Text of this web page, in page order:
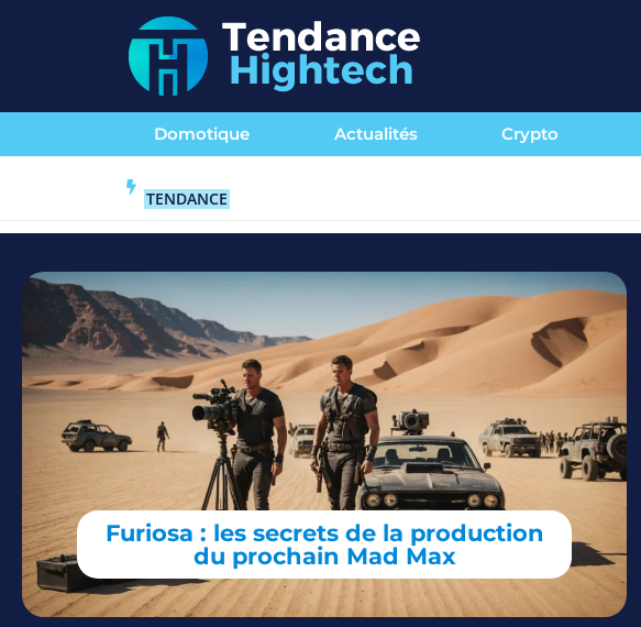
Domotique Actualités Crypto
TENDANCE
Furiosa : les secrets de la production
du prochain Mad Max